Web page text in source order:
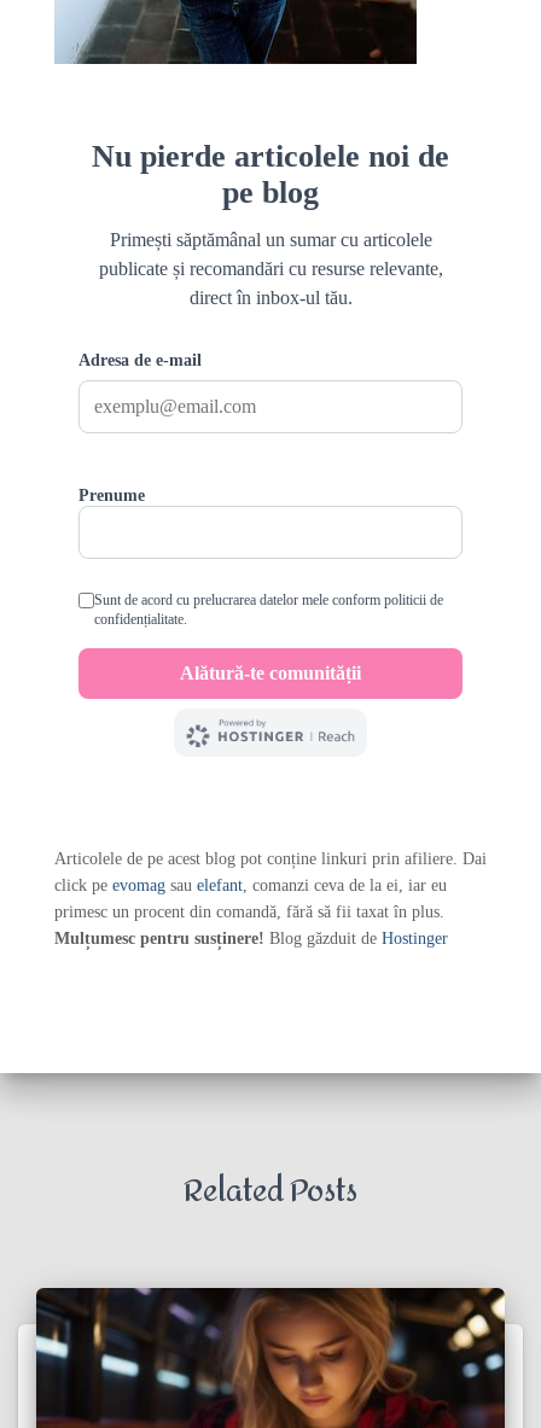
Articolele de pe acest blog pot conține linkuri prin afiliere. Dai
click pe evomag sau elefant, comanzi ceva de la ei, iar eu
primesc un procent din comandă, fără să fii taxat în plus.
Mulțumesc pentru susținere! Blog găzduit de Hostinger
Related Posts